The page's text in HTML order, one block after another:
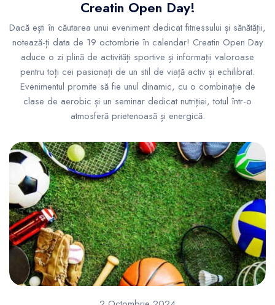
Creatin Open Day!
Dacă ești în căutarea unui eveniment dedicat fitnessului și sănătății,
notează-ți data de 19 octombrie în calendar! Creatin Open Day
aduce o zi plină de activități sportive și informații valoroase
pentru toți cei pasionați de un stil de viață activ și echilibrat.
Evenimentul promite să fie unul dinamic, cu o combinație de
clase de aerobic și un seminar dedicat nutriției, totul într-o
atmosferă prietenoasă și energică.